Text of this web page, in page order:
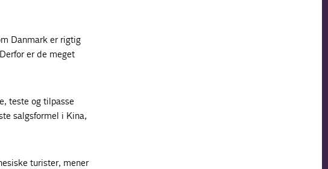
Danmark er rigtig
er de meget
teste og tilpasse
salgsformel i Kina,
turister, mener